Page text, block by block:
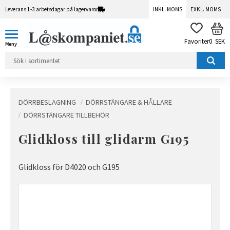
Leverans 1-3 arbetsdagar på lagervaror INKL. MOMS EXKL. MOMS
FAVORITER
0 SEK
DÖRRBESLAGNING
DÖRRSTÄNGARE & HÅLLARE
DÖRRSTÄNGARE TILLBEHÖR
Glidkloss till glidarm G195
Glidkloss för D4020 och G195